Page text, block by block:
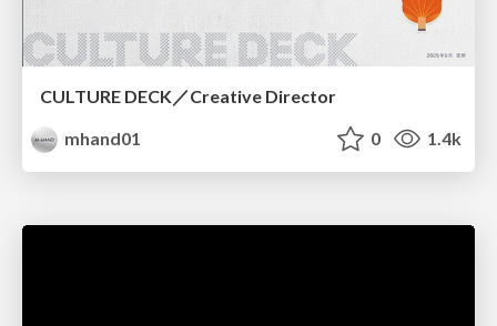
CULTURE DECK／Creative Director
mhand01
0 1.4k